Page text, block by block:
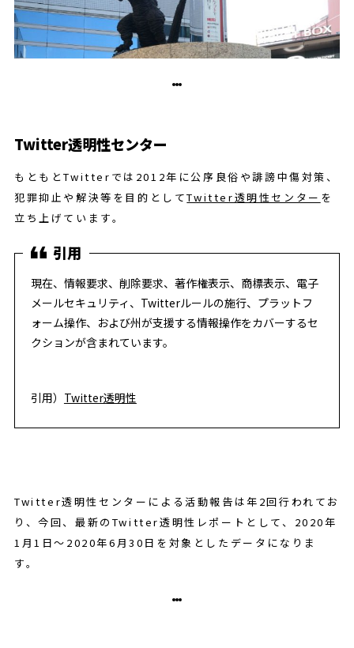
Twitter透明性センター
もともとTwitterでは2012年に公序良俗や誹謗中傷対策、
犯罪抑止や解決等を目的としてTwitter透明性センター を
立ち上げています。
現在、情報要求、削除要求、著作権表示、商標表示、電子
メールセキュリティ、Twitterルールの施行、プラットフ
ォーム操作、および州が支援する情報操作をカバーするセ
クションが含まれています。
引用） Twitter透明性
Twitter透明性センターによる活動報告は年2回行われてお
り、今回、最新のTwitter透明性レポートとして、2020年
1月1日～2020年6月30日を対象としたデータになりま
す。